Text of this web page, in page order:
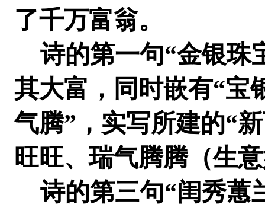
了千万富翁。
诗的第一句“金银珠
其大富，同时嵌有“宝
气腾”，实写所建的“
旺旺、瑞气腾腾（生
诗的第三句“闺秀蕙